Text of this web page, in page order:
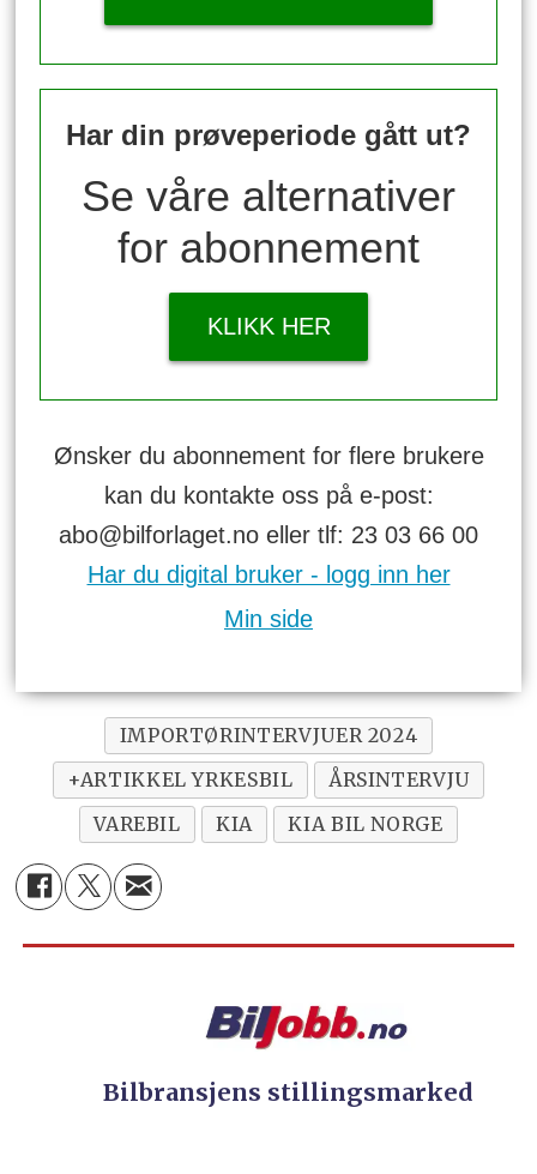
Har din prøveperiode gått ut?
Se våre alternativer
for abonnement
KLIKK HER
Ønsker du abonnement for flere brukere
kan du kontakte oss på e-post:
abo@bilforlaget.no eller tlf: 23 03 66 00
Har du digital bruker - logg inn her
Min side
IMPORTØRINTERVJUER 2024
+ARTIKKEL YRKESBIL
ÅRSINTERVJU
VAREBIL
KIA KIA BIL NORGE
Bilbransjens stillingsmarked